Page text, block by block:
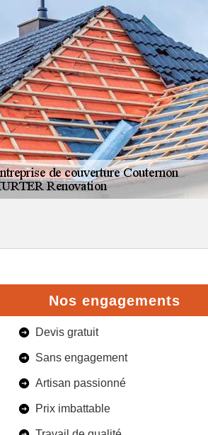
Nos engagements
Devis gratuit
Sans engagement
Artisan passionné
Prix imbattable